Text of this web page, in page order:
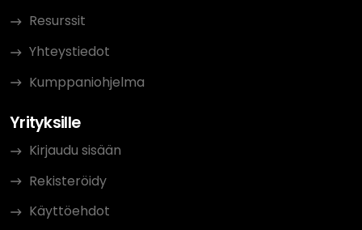
Resurssit
Yhteystiedot
Kumppaniohjelma
Yrityksille
Kirjaudu sisään
Rekisteröidy
Käyttöehdot